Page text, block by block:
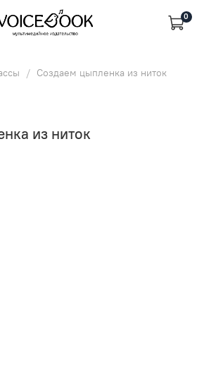
0
Создаем цыпленка из ниток
из ниток